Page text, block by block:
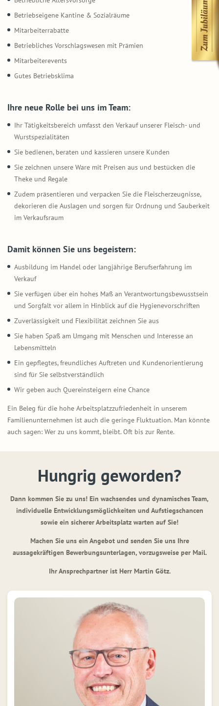
Betriebseigene Kantine & Sozialräume
Mitarbeiterrabatte
Betriebliches Vorschlagswesen mit Prämien
Mitarbeiterevents
Gutes Betriebsklima
Ihre neue Rolle bei uns im Team:
Ihr Tätigkeitsbereich umfasst den Verkauf unserer Fleisch- und
Wurstspezialitäten
Sie bedienen, beraten und kassieren unsere Kunden
Sie zeichnen unsere Ware mit Preisen aus und bestücken die
Theke und Regale
Zudem präsentieren und verpacken Sie die Fleischerzeugnisse,
dekorieren die Auslagen und sorgen für Ordnung und Sauberkeit
im Verkaufsraum
Damit können Sie uns begeistern:
Ausbildung im Handel oder langjährige Berufserfahrung im
Verkauf
Sie verfügen über ein hohes Maß an Verantwortungsbewusstsein
und Sorgfalt vor allem in Hinblick auf die Hygienevorschriften
Zuverlässigkeit und Flexibilität zeichnen Sie aus
Sie haben Spaß am Umgang mit Menschen und Interesse an
Lebensmitteln
Ein gepflegtes, freundliches Auftreten und Kundenorientierung
sind für Sie selbstverständlich
Wir geben auch Quereinsteigern eine Chance
Ein Beleg für die hohe Arbeitsplatzzufriedenheit in unserem
Familienunternehmen ist auch die geringe Fluktuation. Man könnte
auch sagen: Wer zu uns kommt, bleibt. Oft bis zur Rente.
Hungrig geworden?
Dann kommen Sie zu uns! Ein wachsendes und dynamisches Team,
individuelle Entwicklungsmöglichkeiten und Aufstiegschancen
sowie ein sicherer Arbeitsplatz warten auf Sie!
Machen Sie uns ein Angebot und senden Sie uns Ihre
aussagekräftigen Bewerbungsunterlagen, vorzugsweise per Mail.
Ihr Ansprechpartner ist Herr Martin Götz.